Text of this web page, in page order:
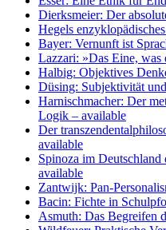
Dierksmeier: Der
Hegels
Bayer: Vernunft ist
Lazzari: »Das Eine, was
Halbig: Objektives
Düsing: Subjektivität
Harnischmacher: Der
Logik – available
Der
available
Spinoza im Deutschland
available
Zantwijk: Pan-
Bacin: Fichte in
Asmuth: Das Begreifen